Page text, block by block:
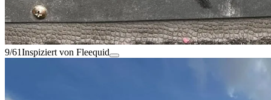
9/61Inspiziert von Fleequid